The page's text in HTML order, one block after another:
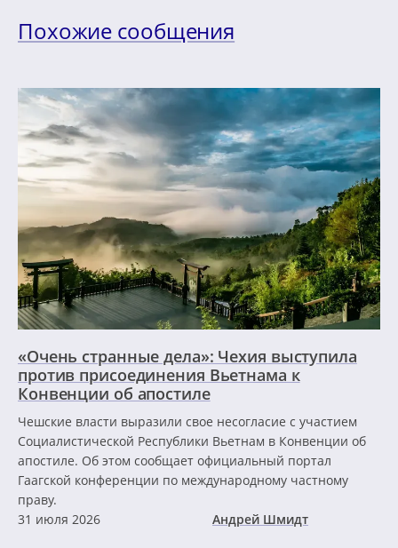
Похожие сообщения
«Очень странные дела»: Чехия выступила
против присоединения Вьетнама к
Конвенции об апостиле
Чешские власти выразили свое несогласие с участием
Социалистической Республики Вьетнам в Конвенции об
апостиле. Об этом сообщает официальный портал
Гаагской конференции по международному частному
праву.
31 июля 2026
Андрей Шмидт